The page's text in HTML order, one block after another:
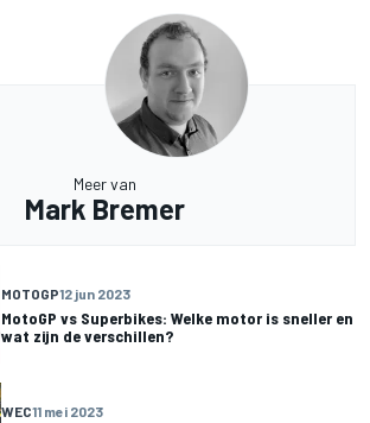
Meer van
Mark Bremer
MOTOGP12 jun 2023
MotoGP vs Superbikes: Welke motor is sneller en
wat zijn de verschillen?
WEC11 mei 2023